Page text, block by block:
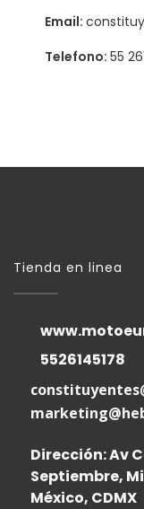
Email:
Telefono: 55
Tienda en linea
5526145178
Dirección: Av
Septiembre,
México, CDMX